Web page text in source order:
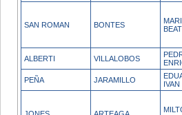
SAN ROMAN BONTES
ALBERTI VILLALOBOS
PEÑA JARAMILLO
IVAN